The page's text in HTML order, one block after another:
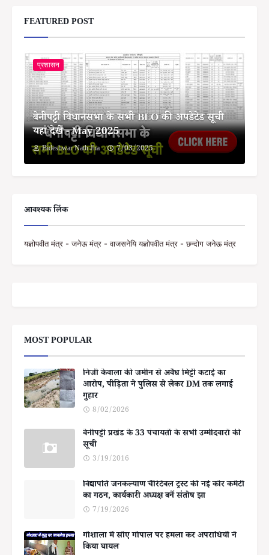
FEATURED POST
प्रशासन
बेनीपट्टी विधानसभा के सभी BLO की अपडेटेड सूची
यहां देखें - May 2025
Bideshwar Nath Jha 7/03/2025
आवश्यक लिंक
यज्ञोपवीत मंत्र - जनेऊ मंत्र - वाजसनेयि यज्ञोपवीत मंत्र - छन्दोग जनेऊ मंत्र
MOST POPULAR
निजी केवाला की जमीन से अवैध मिट्टी कटाई का
आरोप, पीड़िता ने पुलिस से लेकर DM तक लगाई
गुहार
8/02/2026
बेनीपट्टी प्रखंड के 33 पंचायतों के सभी उम्मीदवारों की
सूची
3/19/2016
विद्यापति जनकल्याण चैरिटेबल ट्रस्ट की नई कोर कमेटी
का गठन, कार्यकारी अध्यक्ष बनें संतोष झा
7/19/2026
गोशाला में सोए गोपाल पर हमला कर अपराधियों ने
किया घायल